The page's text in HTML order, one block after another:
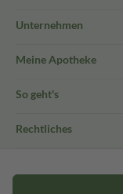
Unternehmen
Meine Apotheke
So geht's
Rechtliches